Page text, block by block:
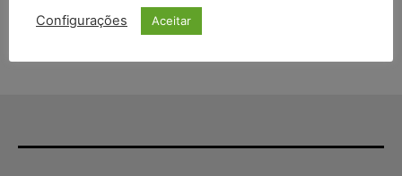
Configurações Aceitar